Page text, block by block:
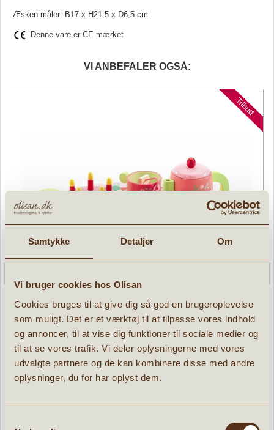
Samtykke Detaljer Om
Vi bruger cookies hos Olisan
Cookies bruges til at give dig så god en brugeroplevelse
som muligt. Det er et værktøj til at tilpasse vores indhold
og annoncer, til at vise dig funktioner til sociale medier og
til at se vores trafik. Vi deler oplysningerne med vores
udvalgte partnere og de kan kombinere disse med andre
oplysninger, du for har oplyst dem.
Æsken måler: B17 x H21,5 x D6,5 cm
Denne vare er CE mærket
VI ANBEFALER OGSÅ:
Djeco Rose's testel på bakke
» læs mere
Tilbud